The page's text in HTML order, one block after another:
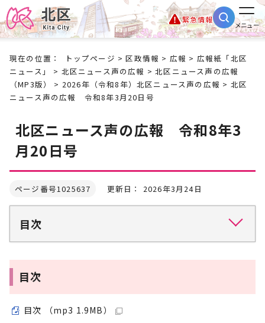
緊急情報
メニュー
現在の位置： トップページ >区政情報 > 広報 > 広報紙「北区
ニュース」
> 北区ニュース声の広報 >北区ニュース声の広報
（MP3版）
> 2026年（令和8年）北区ニュース声の広報 > 北区
ニュース声の広報 令和8年3月20日号
北区ニュース声の広報 令和8年3
月20日号
ページ番号1025637 更新日： 2026年3月24日
目次
目次
目次 （mp3 1.9MB）